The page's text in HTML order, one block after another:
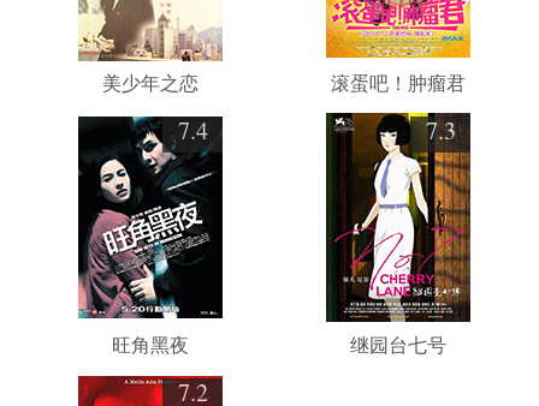
美少年之恋 滚蛋吧！肿瘤君
7.4
旺角黑夜
7.3
继园台七号
7.2